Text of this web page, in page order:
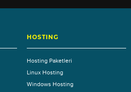
HOSTING
Hosting Paketleri
Linux Hosting
Windows Hosting